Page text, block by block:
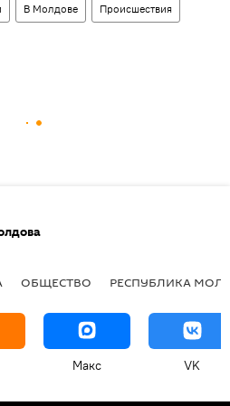
В Молдове Происшествия
ОБЩЕСТВО РЕСПУБЛИКА
Макс VK